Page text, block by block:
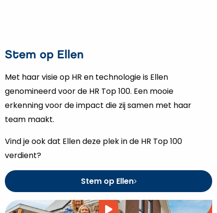
Stem op Ellen
Met haar visie op HR en technologie is Ellen
genomineerd voor de HR Top 100. Een mooie
erkenning voor de impact die zij samen met haar
team maakt.
Vind je ook dat Ellen deze plek in de HR Top 100
verdient?
Stem op Ellen